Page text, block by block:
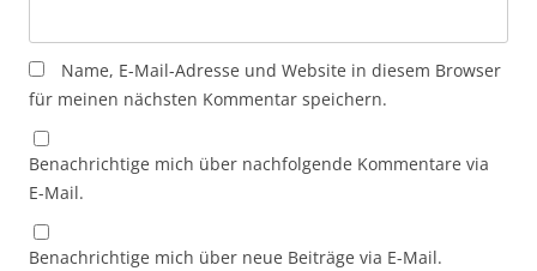
Name, E-Mail-Adresse und Website in diesem Browser
für meinen nächsten Kommentar speichern.
Benachrichtige mich über nachfolgende Kommentare via
E-Mail.
Benachrichtige mich über neue Beiträge via E-Mail.